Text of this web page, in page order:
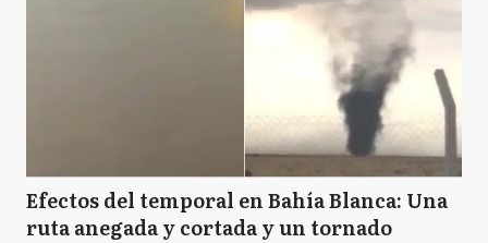
Efectos del temporal en Bahía Blanca: Una
ruta anegada y cortada y un tornado